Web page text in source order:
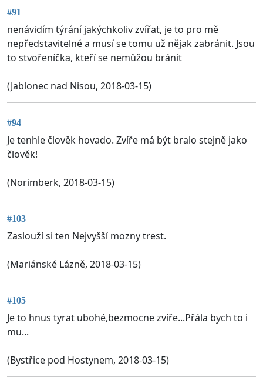
#91
nenávidím týrání jakýchkoliv zvířat, je to pro mě
nepředstavitelné a musí se tomu už nějak zabránit. Jsou
to stvořeníčka, kteří se nemůžou bránit
(Jablonec nad Nisou, 2018-03-15)
#94
Je tenhle člověk hovado. Zvíře má být bralo stejně jako
člověk!
(Norimberk, 2018-03-15)
#103
Zaslouží si ten Nejvyšší mozny trest.
(Mariánské Lázně, 2018-03-15)
#105
Je to hnus tyrat ubohé,bezmocne zvíře...Přála bych to i
mu...
(Bystřice pod Hostynem, 2018-03-15)